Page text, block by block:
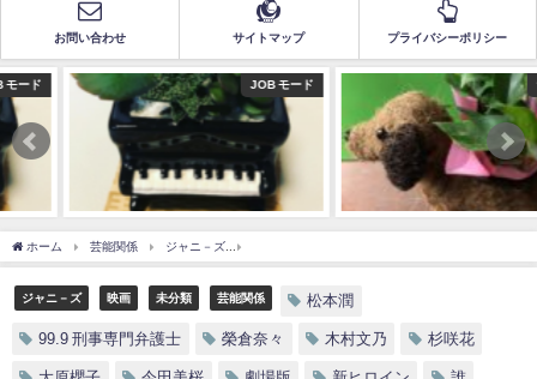
お問い合わせ サイトマップ プライバシーポリシー
JOB モード つぶやき
ホーム 芸能関係 ジャニ－ズ
ジャニ－ズ 映画 未分類 芸能関係 松本潤
99.9 刑事専門弁護士 榮倉奈々 木村文乃 杉咲花